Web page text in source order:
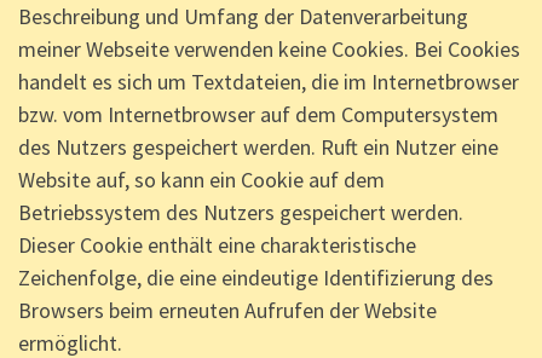
Beschreibung und Umfang der Datenverarbeitung
meiner Webseite verwenden keine Cookies. Bei Cookies
handelt es sich um Textdateien, die im Internetbrowser
bzw. vom Internetbrowser auf dem Computersystem
des Nutzers gespeichert werden. Ruft ein Nutzer eine
Website auf, so kann ein Cookie auf dem
Betriebssystem des Nutzers gespeichert werden.
Dieser Cookie enthält eine charakteristische
Zeichenfolge, die eine eindeutige Identifizierung des
Browsers beim erneuten Aufrufen der Website
ermöglicht.